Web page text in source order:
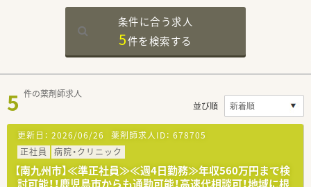
条件に合う求人
5件を検索する
5 件の薬剤師求人
並び順
更新日： 2026/06/26 薬剤師求人ID： 678705
正社員
病院・クリニック
【南九州市】≪準正社員≫≪週4日勤務≫年収560万円まで検
討可能！！鹿児島市からも通勤可能！高速代相談可！地域に根